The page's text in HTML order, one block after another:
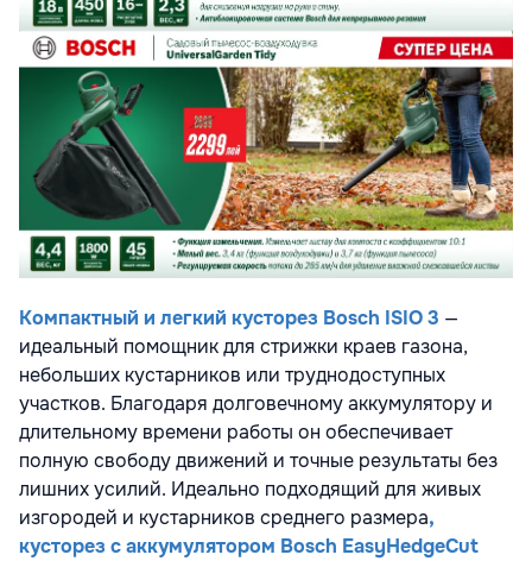
Компактный и легкий кусторез Bosch ISIO 3 —
идеальный помощник для стрижки краев газона,
небольших кустарников или труднодоступных
участков. Благодаря долговечному аккумулятору и
длительному времени работы он обеспечивает
полную свободу движений и точные результаты без
лишних усилий. Идеально подходящий для живых
изгородей и кустарников среднего размера,
кусторез с аккумулятором Bosch EasyHedgeCut